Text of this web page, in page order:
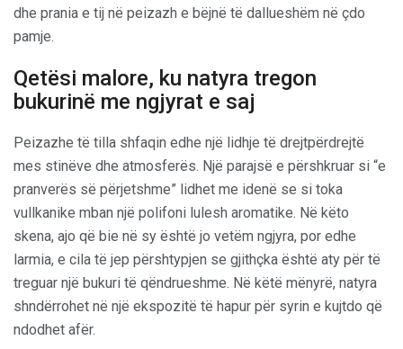
dhe prania e tij në peizazh e bëjnë të dallueshëm në çdo
pamje.
Qetësi malore, ku natyra tregon
bukurinë me ngjyrat e saj
Peizazhe të tilla shfaqin edhe një lidhje të drejtpërdrejtë
mes stinëve dhe atmosferës. Një parajsë e përshkruar si “e
pranverës së përjetshme” lidhet me idenë se si toka
vullkanike mban një polifoni lulesh aromatike. Në këto
skena, ajo që bie në sy është jo vetëm ngjyra, por edhe
larmia, e cila të jep përshtypjen se gjithçka është aty për të
treguar një bukuri të qëndrueshme. Në këtë mënyrë, natyra
shndërrohet në një ekspozitë të hapur për syrin e kujtdo që
ndodhet afër.